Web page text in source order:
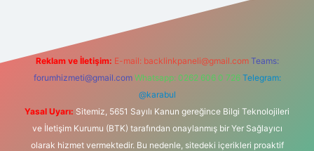
Reklam ve İletişim: E-mail: backlinkpaneli@gmail.com Teams:
forumhizmeti@gmail.com Whatsapp: 0262 606 0 726 Telegram:
@karabul
Yasal Uyarı: Sitemiz, 5651 Sayılı Kanun gereğince Bilgi Teknolojileri
ve İletişim Kurumu (BTK) tarafından onaylanmış bir Yer Sağlayıcı
olarak hizmet vermektedir. Bu nedenle, sitedeki içerikleri proaktif